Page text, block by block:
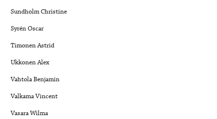
Sundholm Christine
Syrén Oscar
Timonen Astrid
Ukkonen Alex
Vahtola Benjamin
Valkama Vincent
Vasara Wilma